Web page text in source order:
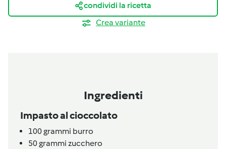
condividi la ricetta
Crea variante
Ingredienti
Impasto al cioccolato
100grammi burro
50grammi zucchero